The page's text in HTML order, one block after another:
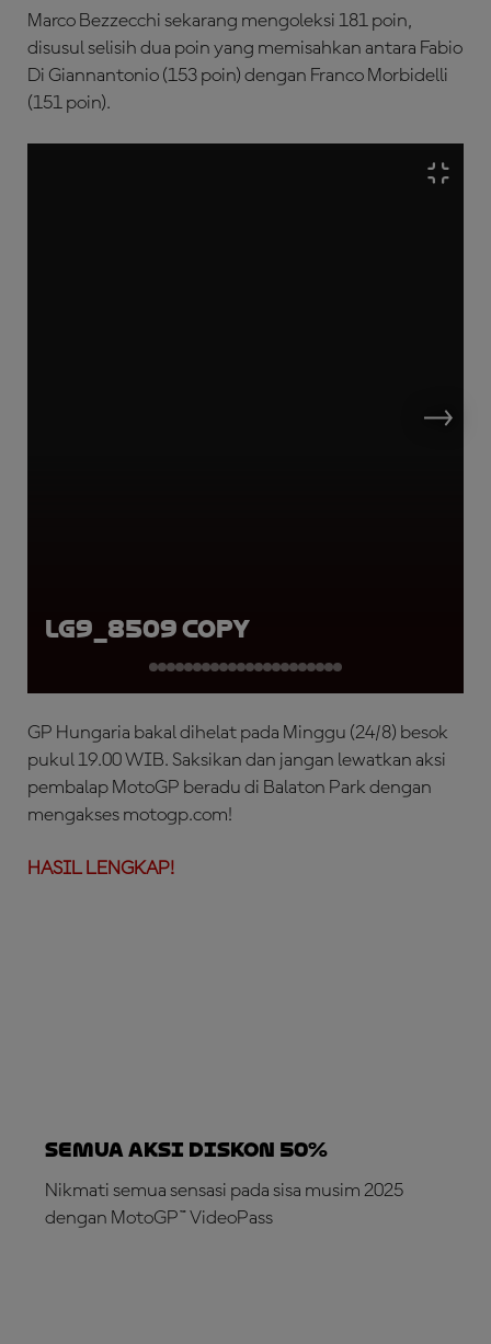
Marco Bezzecchi sekarang mengoleksi 181 poin,
disusul selisih dua poin yang memisahkan antara Fabio
Di Giannantonio (153 poin) dengan Franco Morbidelli
(151 poin).
LG9_8509 copy
GP Hungaria bakal dihelat pada Minggu (24/8) besok
pukul 19.00 WIB. Saksikan dan jangan lewatkan aksi
pembalap MotoGP beradu di Balaton Park dengan
mengakses motogp.com!
HASIL LENGKAP!
SEMUA AKSI DISKON 50%
Nikmati semua sensasi pada sisa musim 2025
dengan MotoGP™ VideoPass